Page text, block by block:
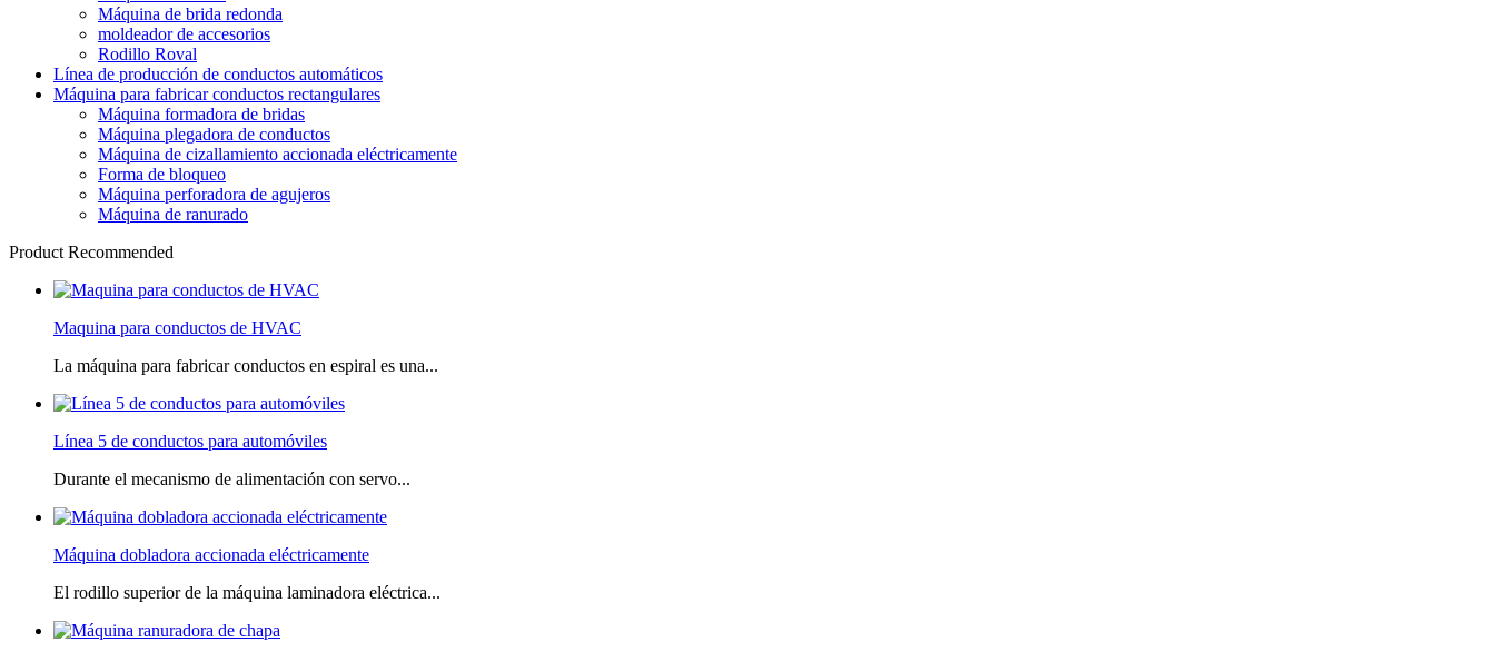
Máquina de brida redonda
moldeador de accesorios
Rodillo Roval
Línea de producción de conductos automáticos
Máquina para fabricar conductos rectangulares
Máquina formadora de bridas
Máquina plegadora de conductos
Máquina de cizallamiento accionada eléctricamente
Forma de bloqueo
Máquina perforadora de agujeros
Máquina de ranurado
Product Recommended
Maquina para conductos de HVAC
La máquina para fabricar conductos en espiral es una...
Línea 5 de conductos para automóviles
Durante el mecanismo de alimentación con servo...
Máquina dobladora accionada eléctricamente
El rodillo superior de la máquina laminadora eléctrica...